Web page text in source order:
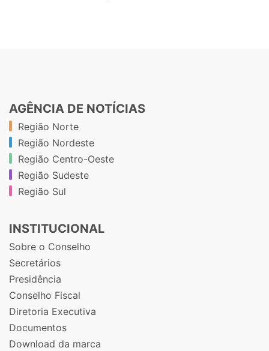
AGÊNCIA DE NOTÍCIAS
Região Norte
Região Nordeste
Região Centro-Oeste
Região Sudeste
Região Sul
INSTITUCIONAL
Sobre o Conselho
Secretários
Presidência
Conselho Fiscal
Diretoria Executiva
Documentos
Download da marca